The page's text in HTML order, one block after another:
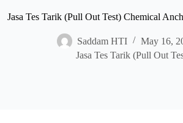
n
Jasa Tes Tarik (Pull Out Test) Chemical
Saddam HTI
May 16,
Jasa Tes Tarik (Pull Out